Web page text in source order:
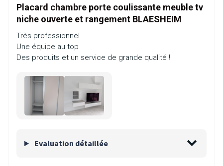
Placard chambre porte coulissante meuble tv
niche ouverte et rangement BLAESHEIM
Très professionnel
Une équipe au top
Des produits et un service de grande qualité !
Evaluation détaillée